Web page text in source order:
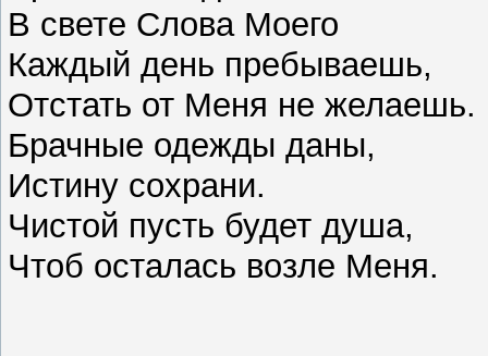
В свете Слова Моего
Каждый день пребываешь,
Отстать от Меня не желаешь.
Брачные одежды даны,
Истину сохрани.
Чистой пусть будет душа,
Чтоб осталась возле Меня.